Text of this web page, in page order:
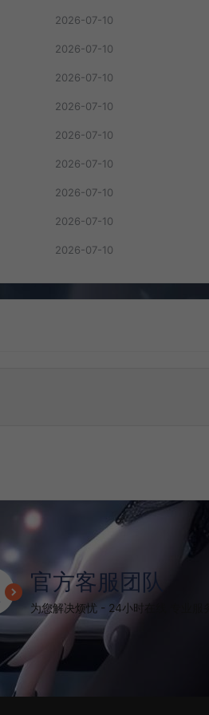
2026-07-10
2026-07-10
2026-07-10
2026-07-10
2026-07-10
2026-07-10
2026-07-10
2026-07-10
2026-07-10
官方客服团队
为您解决烦忧 - 24小时在线 专业服务